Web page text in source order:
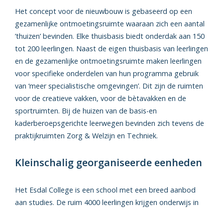
Het concept voor de nieuwbouw is gebaseerd op een
gezamenlijke ontmoetingsruimte waaraan zich een aantal
’thuizen’ bevinden. Elke thuisbasis biedt onderdak aan 150
tot 200 leerlingen. Naast de eigen thuisbasis van leerlingen
en de gezamenlijke ontmoetingsruimte maken leerlingen
voor specifieke onderdelen van hun programma gebruik
van ‘meer specialistische omgevingen’. Dit zijn de ruimten
voor de creatieve vakken, voor de bètavakken en de
sportruimten. Bij de huizen van de basis-en
kaderberoepsgerichte leerwegen bevinden zich tevens de
praktijkruimten Zorg & Welzijn en Techniek.
Kleinschalig georganiseerde eenheden
Het Esdal College is een school met een breed aanbod
aan studies. De ruim 4000 leerlingen krijgen onderwijs in